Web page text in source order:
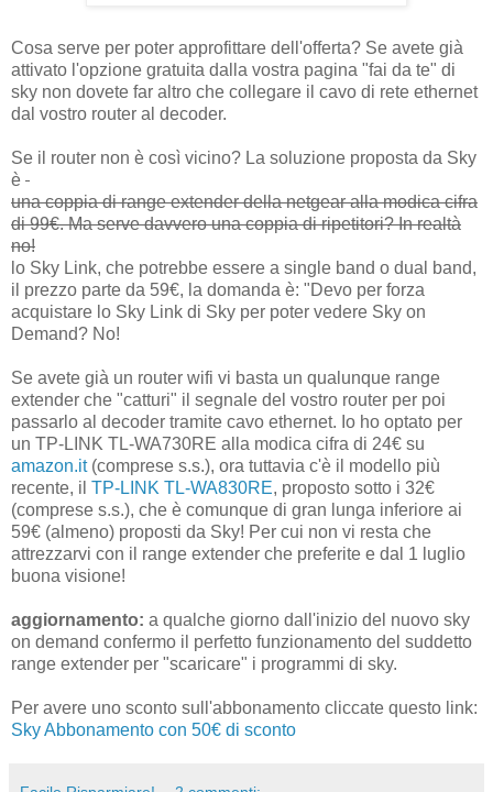
Cosa serve per poter approfittare dell'offerta? Se avete già
attivato l'opzione gratuita dalla vostra pagina "fai da te" di
sky non dovete far altro che collegare il cavo di rete ethernet
dal vostro router al decoder.
Se il router non è così vicino? La soluzione proposta da Sky
è
una coppia di range extender della netgear alla modica cifra
di 99€. Ma serve davvero una coppia di ripetitori? In realtà
no!
lo Sky Link, che potrebbe essere a single band o dual band,
il prezzo parte da 59€, la domanda è: "Devo per forza
acquistare lo Sky Link di Sky per poter vedere Sky on
Demand? No!
Se avete già un router wifi vi basta un qualunque range
extender che "catturi" il segnale del vostro router per poi
passarlo al decoder tramite cavo ethernet. Io ho optato per
un TP-LINK TL-WA730RE alla modica cifra di 24€ su
amazon.it(comprese s.s.), ora tuttavia c'è il modello più
recente, il TP-LINK TL-WA830RE, proposto sotto i 32€
(comprese s.s.), che è comunque di gran lunga inferiore ai
59€ (almeno) proposti da Sky! Per cui non vi resta che
attrezzarvi con il range extender che preferite e dal 1 luglio
buona visione!
aggiornamento: a qualche giorno dall'inizio del nuovo sky
on demand confermo il perfetto funzionamento del suddetto
range extender per "scaricare" i programmi di sky.
Per avere uno sconto sull'abbonamento cliccate questo link:
Sky Abbonamento con 50€ di sconto